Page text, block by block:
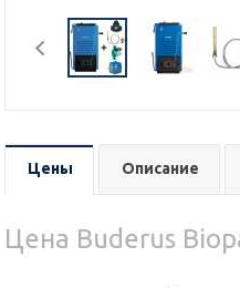
Цены Описание
Цена Buderus